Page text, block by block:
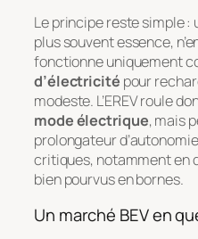
Le principe reste simple
plus souvent essence,
fonctionne uniquement
d’électricité pour
modeste. L’EREV roule
mode électrique, mais
prolongateur
critiques, notamment en
bien pourvus en bornes.
Un marché BEV en